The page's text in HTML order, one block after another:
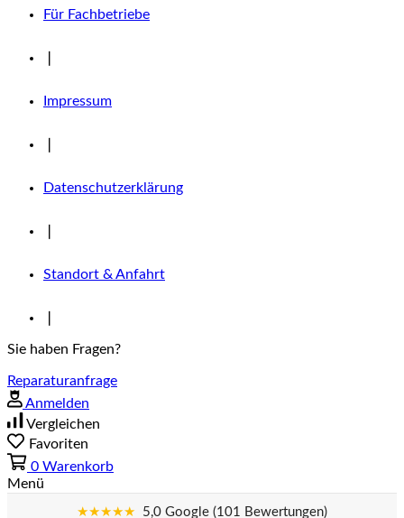
Für Fachbetriebe
Impressum
Datenschutzerklärung
Standort & Anfahrt
Sie haben Fragen?
Reparaturanfrage
Anmelden
Vergleichen
Favoriten
0 Warenkorb
Menü
★★★★★ 5,0 Google (101 Bewertungen)